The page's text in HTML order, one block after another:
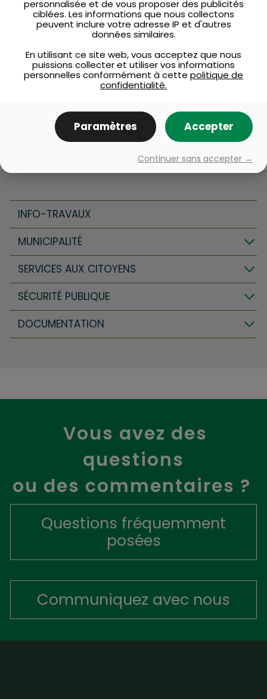
INFO-TRAVAUX
MUNICIPALITÉ
SERVICES AUX CITOYENS
SÉCURITÉ PUBLIQUE
DOCUMENTATION
permis?
Mon permis vient à
échéance prochainement,
puis-je le renouveler?
Quel est le coût des permis?
Vous avez des
questions
ou des commentaires ?
Questions fréquemment
posées
Communiquez avec nous
personnalisée et de vous proposer des publicités
ciblées. Les informations que nous collectons
peuvent inclure votre adresse IP et d'autres
données similaires.
En utilisant ce site web, vous acceptez que nous
puissions collecter et utiliser vos informations
personnelles conformément à cette politique de
confidentialité.
Paramètres Accepter
Continuer sans accepter →